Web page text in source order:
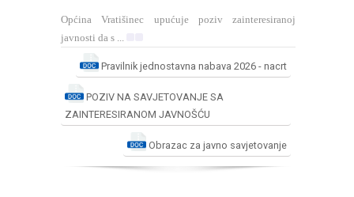
Općina Vratišinec upućuje poziv zainteresiranoj
javnosti da s ...
Pravilnik jednostavna nabava 2026 - nacrt
POZIV NA SAVJETOVANJE SA
ZAINTERESIRANOM JAVNOŠĆU
Obrazac za javno savjetovanje